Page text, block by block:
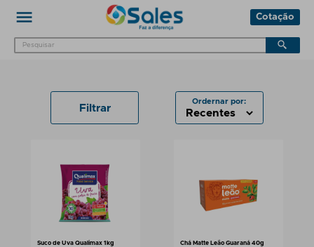
Cotação
Filtrar
Ordernar por:
Suco de Uva Qualimax 1kg Chá Matte Leão Guaraná 40g